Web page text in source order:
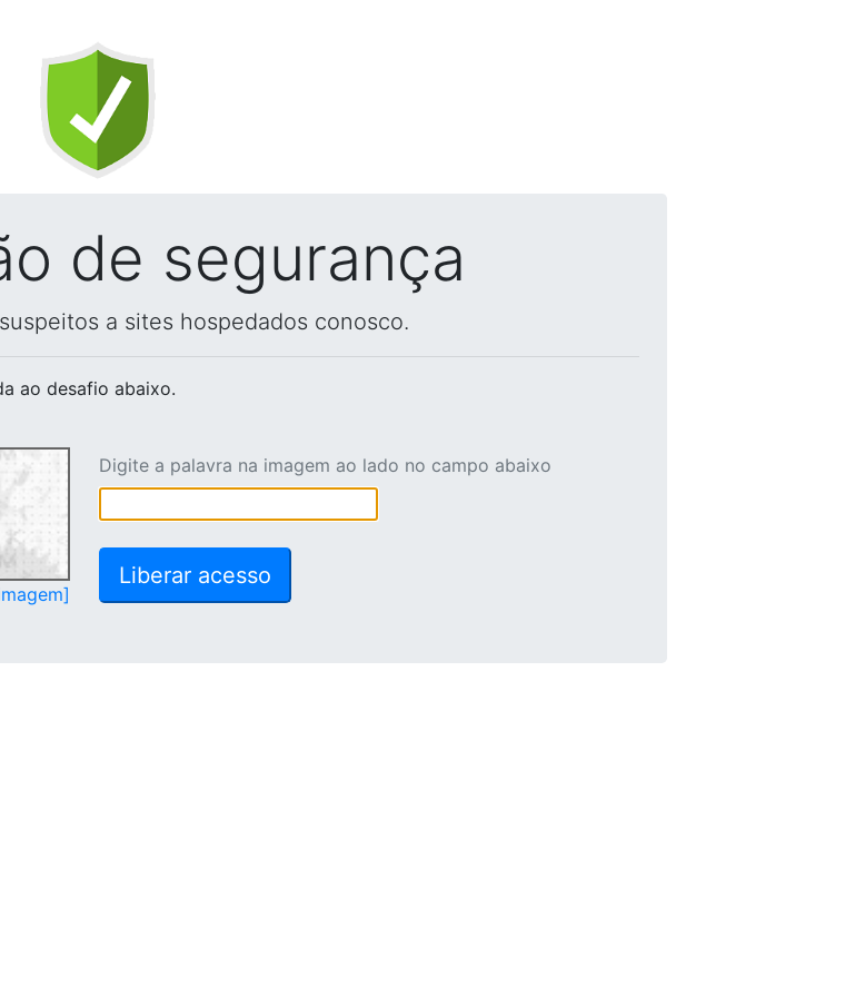
de segurança
a sites hospedados conosco.
ao desafio abaixo.
Digite a palavra na imagem ao lado no campo abaixo